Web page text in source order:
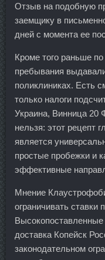
Отзыв на подобную
заемщику в
дней с момента ее
Кроме того раньше
пребывания
поликлиниках. Есть
только налоги
Украина, Винница 20
нельзя: этот рецепт
является
простые пробежки и
эффективные
Мнение
ограничивать ставки
Высокопоставленные
доставка Копейск
законодательном